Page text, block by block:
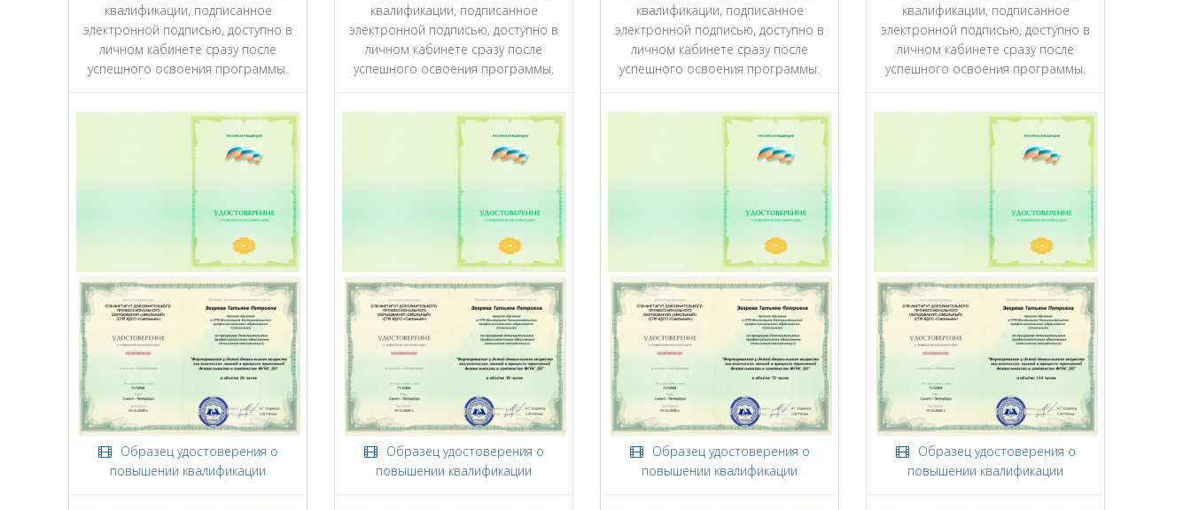
квалификации, подписанное
электронной подписью, доступно в
личном кабинете сразу после
успешного освоения программы.
Образец удостоверения о
повышении квалификации
квалификации, подписанное
электронной подписью, доступно в
личном кабинете сразу после
успешного освоения программы.
Образец удостоверения о
повышении квалификации
квалификации, подписанное
электронной подписью, доступно в
личном кабинете сразу после
успешного освоения программы.
Образец удостоверения о
повышении квалификации
квалификации, подписанное
электронной подписью, доступно в
личном кабинете сразу после
успешного освоения программы.
Образец удостоверения о
повышении квалификации